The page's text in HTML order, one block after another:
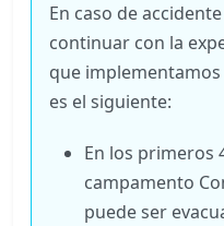
En caso de
continuar con la
que
es el siguiente:
En los primeros
campamento
puede ser